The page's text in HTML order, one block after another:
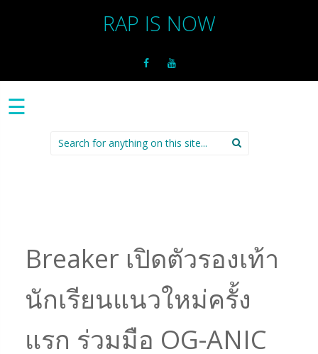
RAP IS NOW
☰
Search
for:
Breaker เปิดตัวรองเท้า
นักเรียนแนวใหม่ครั้ง
แรก ร่วมมือ OG-ANIC